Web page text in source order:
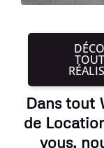
Dans tout
de
vous,